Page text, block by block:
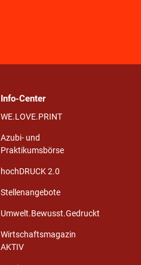
Info-Center
WE.LOVE.PRINT
Azubi- und
Praktikumsbörse
hochDRUCK 2.0
Stellenangebote
Umwelt.Bewusst.Gedruckt
Wirtschaftsmagazin
AKTIV